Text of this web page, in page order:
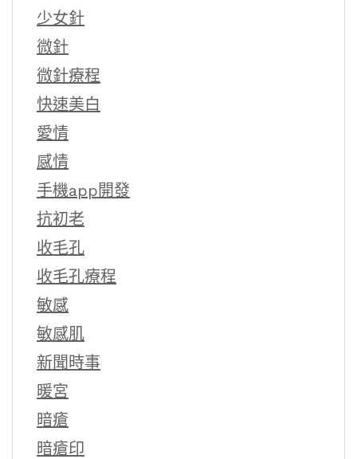
少女針
微針
微針療程
快速美白
愛情
感情
手機app開發
抗初老
收毛孔
收毛孔療程
敏感
敏感肌
新聞時事
暖宮
暗瘡
暗瘡印